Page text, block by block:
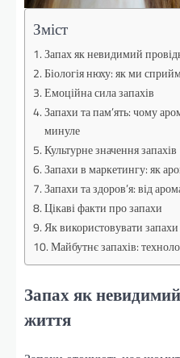
Зміст
Запах як невидимий
Біологія нюху: як ми
Емоційна сила запахів
Запахи та пам’ять: чому
минуле
Культурне значення запахів
Запахи в маркетингу: як
Запахи та здоров’я: від
Цікаві факти про запахи
Як використовувати
Майбутнє запахів:
Запах як
життя